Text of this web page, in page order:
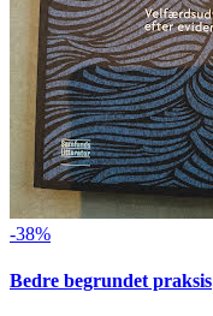
-38%
Bedre begrundet praksis